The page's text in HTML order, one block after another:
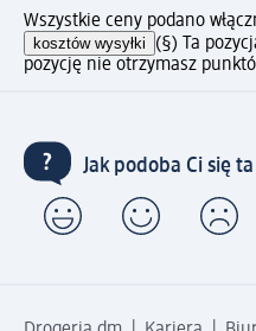
Wszystkie ceny podano
kosztów wysyłki (§) Ta
pozycję nie otrzymasz
Jak podoba Ci się